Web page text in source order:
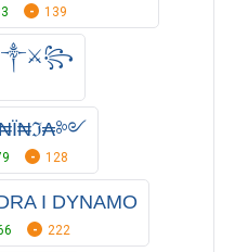
139
128
I DYNAMO
222